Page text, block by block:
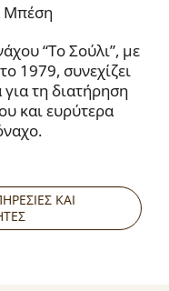
Μπέση
“Το Σούλι”, με
1979, συνεχίζει
τη διατήρηση
και ευρύτερα
ΚΑΙ